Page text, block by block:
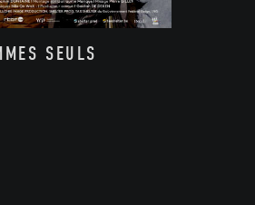
SEULS